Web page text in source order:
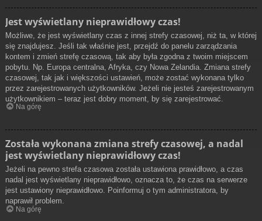
Jest wyświetlany nieprawidłowy czas!
Możliwe, że jest wyświetlany czas z innej strefy czasowej, niż ta, w której
się znajdujesz. Jeśli tak właśnie jest, przejdź do panelu zarządzania
kontem i zmień strefę czasową, tak aby była zgodna z twoim miejscem
pobytu. Np. Europa centralna, Afryka, czy Nowa Zelandia. Zmiana strefy
czasowej, tak jak i większości ustawień, może zostać wykonana tylko
przez zarejestrowanych użytkowników. Jeżeli nie jesteś zarejestrowanym
użytkownikiem – teraz jest dobry moment, by się zarejestrować.
Na górę
Została wykonana zmiana strefy czasowej, a nadal
jest wyświetlany nieprawidłowy czas!
Jeżeli na pewno strefa czasowa została ustawiona prawidłowo, a czas
nadal jest wyświetlany nieprawidłowo, oznacza to, że czas na serwerze
jest ustawiony nieprawidłowo. Poinformuj o tym administratora, by
naprawił problem.
Na górę